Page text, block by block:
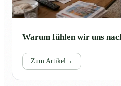
Warum fühlen wir uns
Zum Artikel →